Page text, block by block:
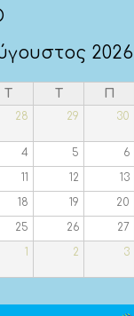
2026
Τ Τ Π
28 29 30
4 5 6
11 12 13
18 19 20
25 26 27
1 2 3